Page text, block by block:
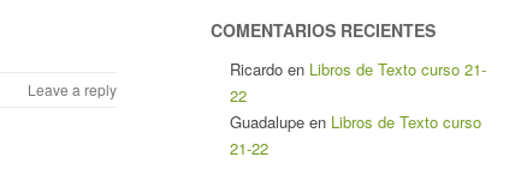
Leave a reply
COMENTARIOS RECIENTES
Ricardoen Libros de Texto curso 21-
22
Guadalupeen Libros de Texto curso
21-22